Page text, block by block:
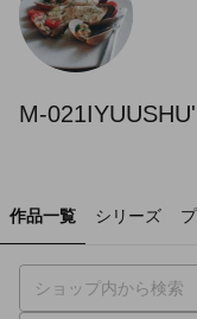
M-
作品一覧 シリーズ